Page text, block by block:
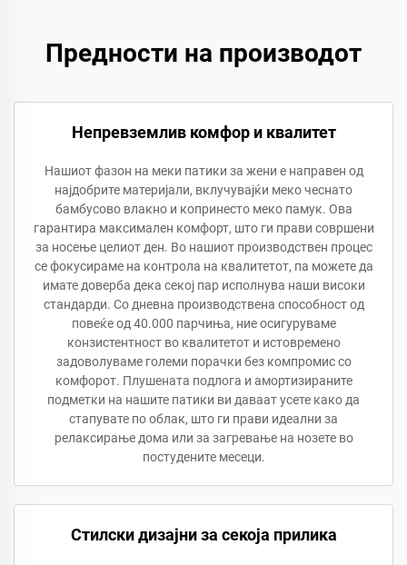
Предности на производот
Непревземлив комфор и квалитет
Нашиот фазон на меки патики за жени е направен од
најдобрите материјали, вклучувајќи меко чеснато
бамбусово влакно и копринесто меко памук. Ова
гарантира максимален комфорт, што ги прави совршени
за носење целиот ден. Во нашиот производствен процес
се фокусираме на контрола на квалитетот, па можете да
имате доверба дека секој пар исполнува наши високи
стандарди. Со дневна производствена способност од
повеќе од 40.000 парчиња, ние осигуруваме
конзистентност во квалитетот и истовремено
задоволуваме големи порачки без компромис со
комфорот. Плушената подлога и амортизираните
подметки на нашите патики ви даваат усете како да
стапувате по облак, што ги прави идеални за
релаксирање дома или за загревање на нозете во
постудените месеци.
Стилски дизајни за секоја прилика